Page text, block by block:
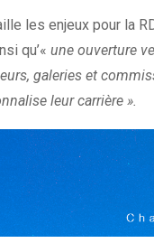
les enjeux pour la
qu’« une ouverture
galeries et
leur carrière ».